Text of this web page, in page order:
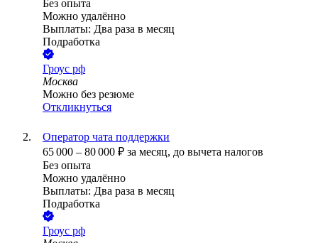
Без опыта
Можно удалённо
Выплаты: Два раза в месяц
Подработка
Гроус рф
Москва
Можно без резюме
Откликнуться
Оператор чата поддержки
65 000 – 80 000 ₽ за месяц, до вычета налогов
Без опыта
Можно удалённо
Выплаты: Два раза в месяц
Подработка
Гроус рф